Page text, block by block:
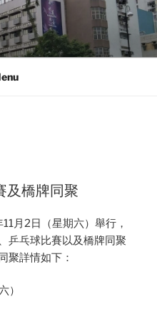
及橋牌同聚
2日（星期六）舉行，
乒乓球比賽以及橋牌同聚
聚詳情如下：
）